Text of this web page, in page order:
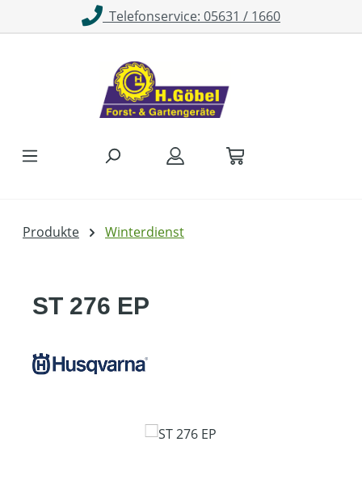
Zum Hauptinhalt springenTelefonservice: 05631 / 1660
Produkte Winterdienst
ST 276 EP
Bildergalerie überspringen